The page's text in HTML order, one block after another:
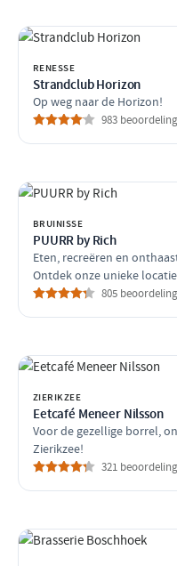
RENESSE
Strandclub Horizon
Op weg naar de Horizon!
983
BRUINISSE
PUURR by Rich
Eten, recreëren en
Ontdek onze unieke
805
ZIERIKZEE
Eetcafé Meneer Nilsson
Voor de gezellige borrel,
Zierikzee!
321